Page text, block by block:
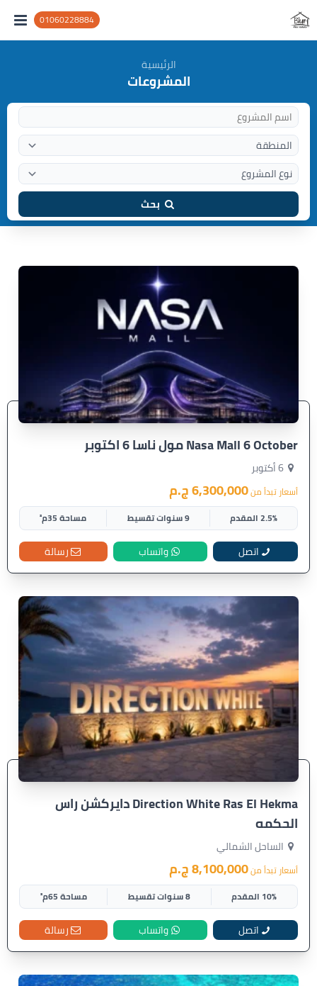
01060228884
الرئيسية
المشروعات
بحث
Nasa Mall 6 October مول ناسا 6 اكتوبر
6 أكتوبر
أسعار تبدأ من6,300,000 ج.م
2.5% المقدم 9 سنوات تقسيط مساحة 35م²
اتصل واتساب رسالة
Direction White Ras El Hekma دايركشن راس
الحكمه
الساحل الشمالي
أسعار تبدأ من8,100,000 ج.م
10% المقدم 8 سنوات تقسيط مساحة 65م²
اتصل واتساب رسالة